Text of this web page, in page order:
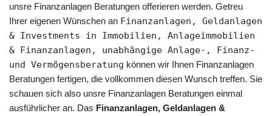
unsre Finanzanlagen Beratungen offerieren werden. Getreu
Ihrer eigenen Wünschen an Finanzanlagen, Geldanlagen
& Investments in Immobilien, Anlageimmobilien
& Finanzanlagen, unabhängige Anlage-, Finanz-
und Vermögensberatung können wir Ihnen Finanzanlagen
Beratungen fertigen, die vollkommen diesen Wunsch treffen. Sie
schauen sich also unsre Finanzanlagen Beratungen einmal
ausführlicher an. Das Finanzanlagen, Geldanlagen &